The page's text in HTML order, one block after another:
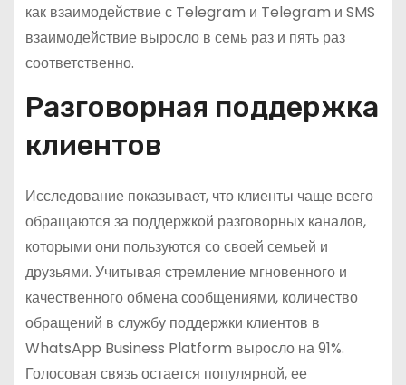
как взаимодействие с Telegram и Telegram и SMS
взаимодействие выросло в семь раз и пять раз
соответственно.
Разговорная поддержка
клиентов
Исследование показывает, что клиенты чаще всего
обращаются за поддержкой разговорных каналов,
которыми они пользуются со своей семьей и
друзьями. Учитывая стремление мгновенного и
качественного обмена сообщениями, количество
обращений в службу поддержки клиентов в
WhatsApp Business Platform выросло на 91%.
Голосовая связь остается популярной, ее